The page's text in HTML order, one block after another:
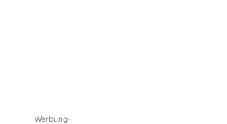
-Werbung-